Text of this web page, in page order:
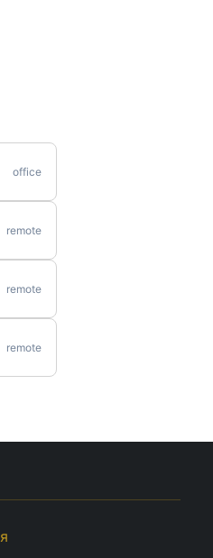
office
remote
remote
remote